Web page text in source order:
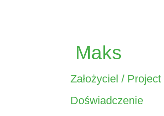
Maks
Założyciel /
Doświadczenie